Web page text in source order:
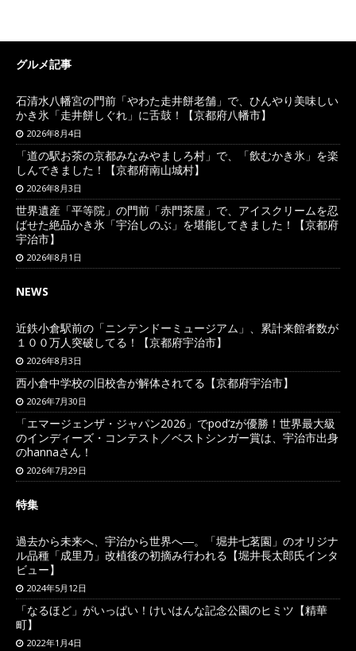
グルメ記事
石清水八幡宮の門前「やわた走井餅老舗」で、ひんやり美味しい
かき氷「走井餅しぐれ」に舌鼓！【京都府八幡市】
2026年8月4日
「道の駅お茶の京都みなみやましろ村」で、「飲むかき氷」を楽
しんできました！【京都府南山城村】
2026年8月3日
世界遺産「平等院」の門前「赤門茶屋」で、アイスクリームを忍
ばせた絶品かき氷「宇治しのぶ」を堪能してきました！【京都府
宇治市】
2026年8月1日
NEWS
近鉄小倉駅前の「ニンテンドーミュージアム」、累計来館者数が
１００万人突破してる！【京都府宇治市】
2026年8月3日
西小倉中学校の旧校舎が解体されてる【京都府宇治市】
2026年7月30日
「エマージェンザ・ジャパン2026」でpod’zが優勝！世界最大級
のインディーズ・コンテスト／ベストシンガー賞は、宇治市出身
のhannaさん！
2026年7月29日
特集
過去から未来へ、宇治から世界へ―。「堀井七茗園」のオリジナ
ル品種「成里乃」改植後の初摘み行われる【堀井長太郎氏インタ
ビュー】
2024年5月12日
「なるほど」がいっぱい！けいはんな記念公園のヒミツ【精華
町】
2022年1月4日